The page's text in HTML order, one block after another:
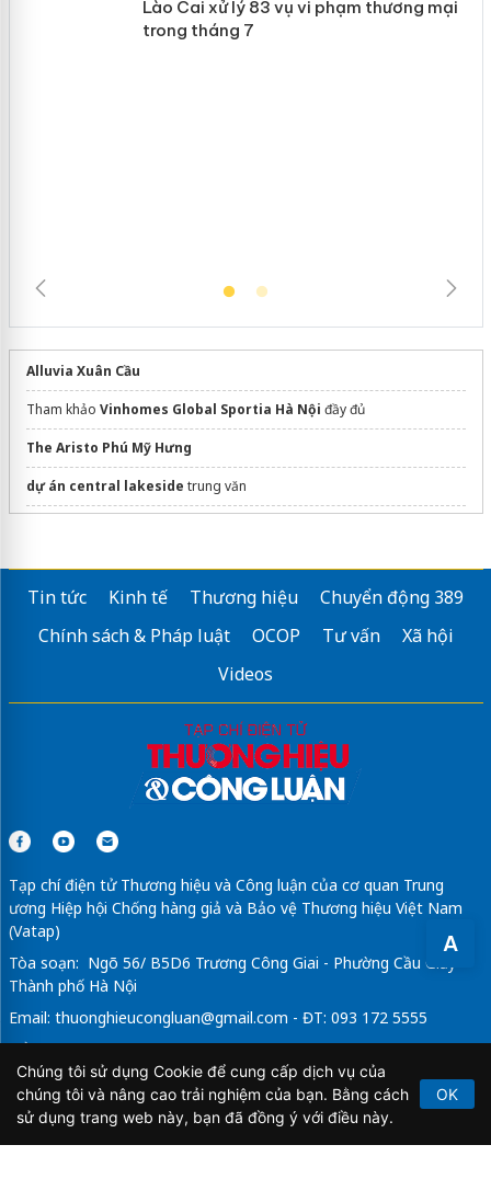
A
Slimaura Care x3 sử dụng giấy phép
giả mạo
Alluvia Xuân Cầu
Tham khảo Vinhomes Global Sportia Hà Nội đầy đủ
The Aristo Phú Mỹ Hưng
dự án central lakeside trung văn
the An heritage
Chi tiết thông tin Vinhomes hạ long xanh
Sửa máy rửa bát bosch
Tin tức Kinh tế Thương hiệu
Chuyển động 389
Chính sách & Pháp luật
OCOP Tư vấn
Xã hội
Videos
Tạp chí điện tử Thương hiệu và Công luận của cơ quan Trung
ương Hiệp hội Chống hàng giả và Bảo vệ Thương hiệu Việt Nam
(Vatap)
Tòa soạn: Ngõ 56/ B5D6 Trương Công Giai - Phường Cầu Giấy -
Thành phố Hà Nội
Email: thuonghieucongluan@gmail.com - ĐT: 093 172 5555
Tổng Biên Tập: Vũ Đức Thuận
Giấy phép hoạt động báo chí điện tử số 64/GP-BTTTT do Bộ
Thông tin và Truyền thông cấp ngày 21/2/2020.
Chúng tôi sử dụng Cookie để cung cấp dịch vụ của
chúng tôi và nâng cao trải nghiệm của bạn. Bằng cách
sử dụng trang web này, bạn đã đồng ý với điều này.
OK